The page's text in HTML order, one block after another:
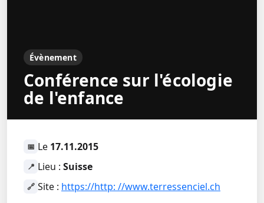
Évènement
Conférence sur l'écologie
de l'enfance
📅 Le 17.11.2015
📍 Lieu : Suisse
🔗 Site : https://http: //www.terressenciel.ch